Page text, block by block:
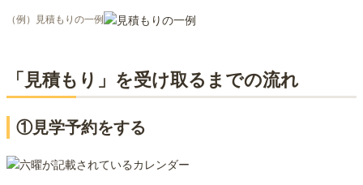
（例）見積もりの一例
「見積もり」を受け取るまでの流れ
①見学予約をする